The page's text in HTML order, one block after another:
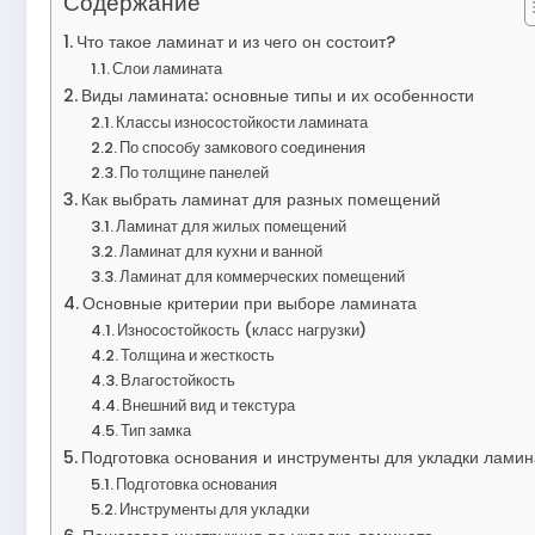
Что такое ламинат и из чего он состоит?
Слои ламината
Виды ламината: основные типы и их особенности
Классы износостойкости ламината
По способу замкового соединения
По толщине панелей
Как выбрать ламинат для разных помещений
Ламинат для жилых помещений
Ламинат для кухни и ванной
Ламинат для коммерческих помещений
Основные критерии при выборе ламината
Износостойкость (класс нагрузки)
Толщина и жесткость
Влагостойкость
Внешний вид и текстура
Тип замка
Подготовка основания и инструменты для укладки
Подготовка основания
Инструменты для укладки